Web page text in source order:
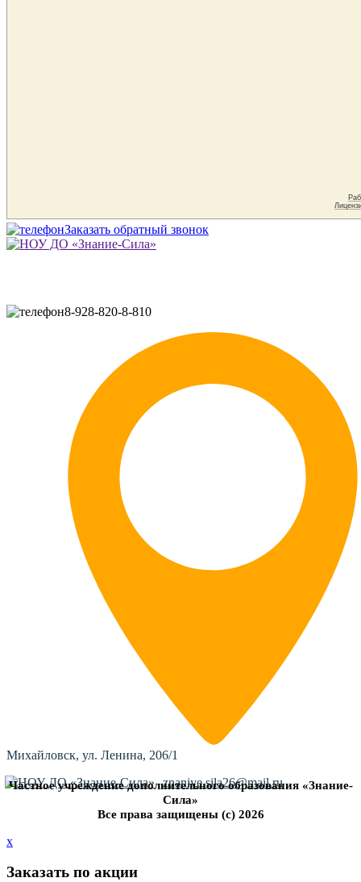
Заказать обратный звонок
8-928-820-8-810
Михайловск, ул. Ленина, 206/1
znaniye.sila26@mail.ru
Частное учреждение дополнительного образования «Знание-
Сила»
Все права защищены (с) 2026
x
Заказать по акции